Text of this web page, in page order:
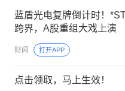
蓝盾光电复牌倒计时！
跨界，A股重组大戏上演
财闻 打开APP
点击领取，马上生效！